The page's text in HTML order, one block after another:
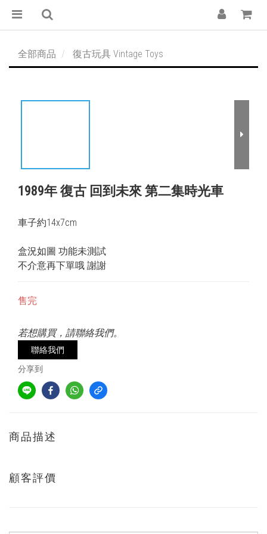
全部商品 復古玩具 Vintage Toys
1989年 復古 回到未來 第二集時光車
車子約14x7cm
盒況如圖 功能未測試
不介意再下單哦 謝謝
售完
若想購買，請聯絡我們。
聯絡我們
分享到
商品描述
顧客評價